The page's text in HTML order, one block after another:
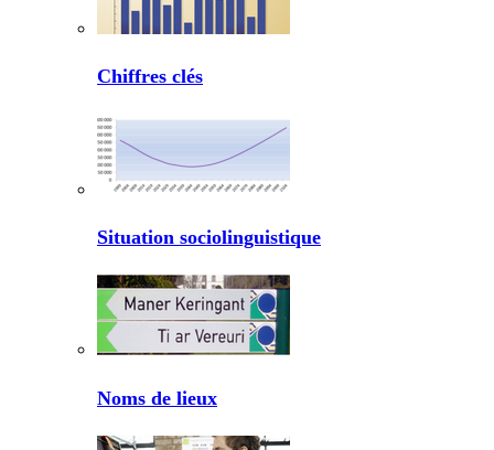
Chiffres clés
Situation sociolinguistique
Noms de lieux